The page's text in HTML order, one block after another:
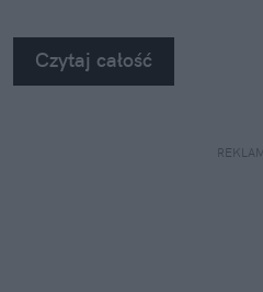
na własne oczy zobaczyć,
sobie z takimi
Czytaj całość